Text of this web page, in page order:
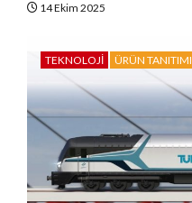
14 Ekim 2025
TEKNOLOJI ÜRÜN TANITIMI